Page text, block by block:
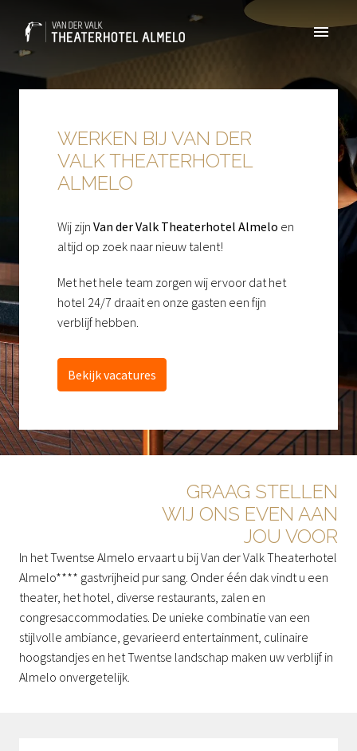
contentHomepagina
WERKEN BIJ VAN DER
VALK THEATERHOTEL
ALMELO
Wij zijn Van der Valk Theaterhotel Almelo en
altijd op zoek naar nieuw talent!
Met het hele team zorgen wij ervoor dat het
hotel 24/7 draait en onze gasten een fijn
verblijf hebben.
Bekijk vacatures
GRAAG STELLEN
WIJ ONS EVEN AAN
JOU VOOR
In het Twentse Almelo ervaart u bij Van der Valk Theaterhotel
Almelo**** gastvrijheid pur sang. Onder één dak vindt u een
theater, het hotel, diverse restaurants, zalen en
congresaccommodaties. De unieke combinatie van een
stijlvolle ambiance, gevarieerd entertainment, culinaire
hoogstandjes en het Twentse landschap maken uw verblijf in
Almelo onvergetelijk.